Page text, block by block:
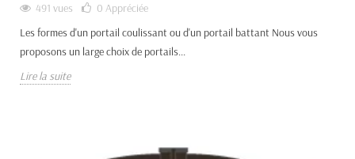
491 vues 0 Appréciée
Les formes d'un portail coulissant ou d'un portail battant Nous vous
proposons un large choix de portails...
Lire la suite